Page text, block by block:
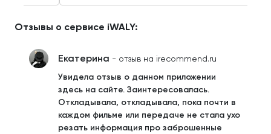
Отзывы о сервисе iWALY:
Екатерина - отзыв на irecommend.ru
Увидела отзыв о данном приложении
здесь на сайте. Заинтересовалась.
Откладывала, откладывала, пока почти в
каждом фильме или передаче не стала ухо
резать информация про заброшенные